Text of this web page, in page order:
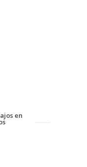
en